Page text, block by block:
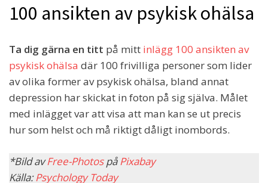
100 ansikten av psykisk ohälsa
Ta dig gärna en titt på mitt inlägg 100 ansikten av
psykisk ohälsa där 100 frivilliga personer som lider
av olika former av psykisk ohälsa, bland annat
depression har skickat in foton på sig själva. Målet
med inlägget var att visa att man kan se ut precis
hur som helst och må riktigt dåligt inombords.
*Bild avFree-PhotospåPixabay
Källa:Psychology Today